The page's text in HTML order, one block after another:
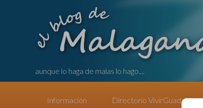
aunque lo haga de malas lo hago....
Información Directorio VivirGuadalajara